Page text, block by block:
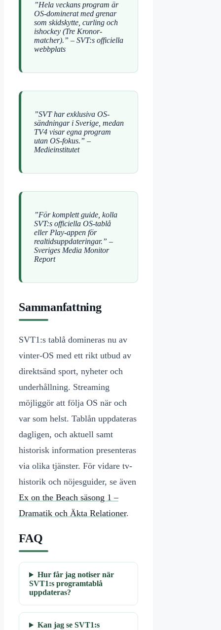
”Hela veckans program är
OS-dominerat med grenar
som skidskytte, curling och
ishockey (Tre Kronor-
matcher).” – SVT:s officiella
webbplats
”SVT har exklusiva OS-
sändningar i Sverige, medan
TV4 visar egna program
utan OS-fokus.” –
Medieinstitutet
”För komplett guide, kolla
SVT:s officiella OS-tablå
eller Play-appen för
realtidsuppdateringar.” –
Sveriges Media Monitor
Report
Sammanfattning
SVT1:s tablå domineras nu av
vinter-OS med ett rikt utbud av
direktsänd sport, nyheter och
underhållning. Streaming
möjliggör att följa OS när och
var som helst. Tablån uppdateras
dagligen, och aktuell samt
historisk information presenteras
via olika tjänster. För vidare tv-
historik och nöjesguider, se även
Ex on the Beach säsong 1 –
Dramatik och Äkta Relationer.
FAQ
Hur får jag notiser när
SVT1:s programtablå
uppdateras?
Kan jag se SVT1:s